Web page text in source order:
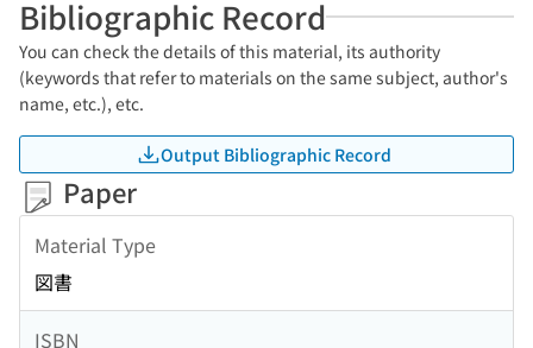
Bibliographic Record
You can check the details of this material, its authority
(keywords that refer to materials on the same subject, author's
name, etc.), etc.
Output Bibliographic Record
Paper
Material Type
図書
ISBN